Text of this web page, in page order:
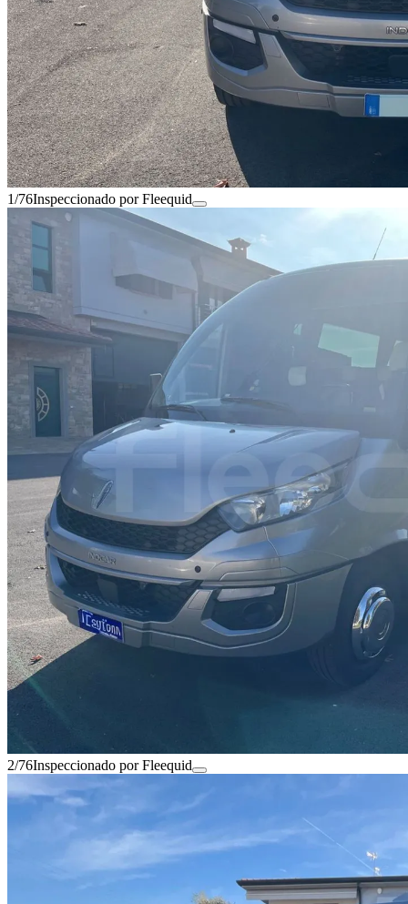
1/76Inspeccionado por Fleequid
2/76Inspeccionado por Fleequid